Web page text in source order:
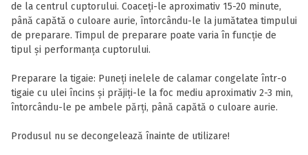
de la centrul cuptorului. Coaceți-le aproximativ 15-20 minute,
până capătă o culoare aurie, întorcându-le la jumătatea timpului
de preparare. Timpul de preparare poate varia în funcție de
tipul și performanța cuptorului.
Preparare la tigaie: Puneți inelele de calamar congelate într-o
tigaie cu ulei încins și prăjiți-le la foc mediu aproximativ 2-3 min,
întorcându-le pe ambele părți, până capătă o culoare aurie.
Produsul nu se decongelează înainte de utilizare!